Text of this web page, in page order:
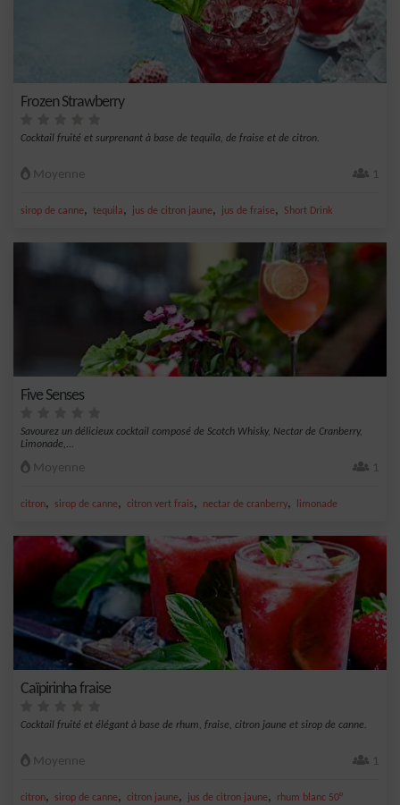
Frozen Strawberry
Cocktail fruité et surprenant à base de tequila, de fraise et de citron.
Moyenne 1
sirop de canne, tequila, jus de citron jaune, jus de fraise, Short Drink
Five Senses
Savourez un délicieux cocktail composé de Scotch Whisky, Nectar de Cranberry,
Limonade,...
Moyenne 1
citron, sirop de canne, citron vert frais, nectar de cranberry, limonade
Caïpirinha fraise
Cocktail fruité et élégant à base de rhum, fraise, citron jaune et sirop de canne.
Moyenne 1
citron, sirop de canne, citron jaune, jus de citron jaune, rhum blanc 50°